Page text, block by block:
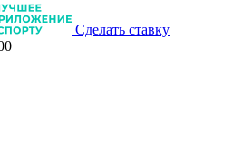
Сделать ставку